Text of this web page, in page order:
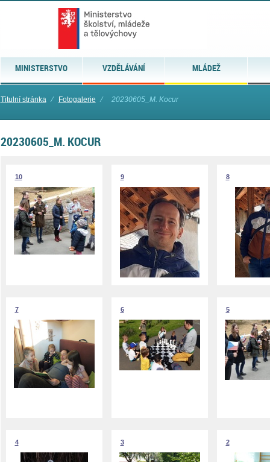
MINISTERSTVO VZDĚLÁVÁNÍ MLÁDEŽ
Titulní stránka ⁄ Fotogalerie ⁄ 20230605_M. Kocur
20230605_M. KOCUR
10 9 8
7 6 5
4 3 2